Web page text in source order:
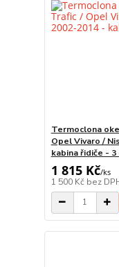
Termoclona
Opel Vivaro /
kabina řidiče - 3
1 815 Kč/ks
1 500 Kč bez